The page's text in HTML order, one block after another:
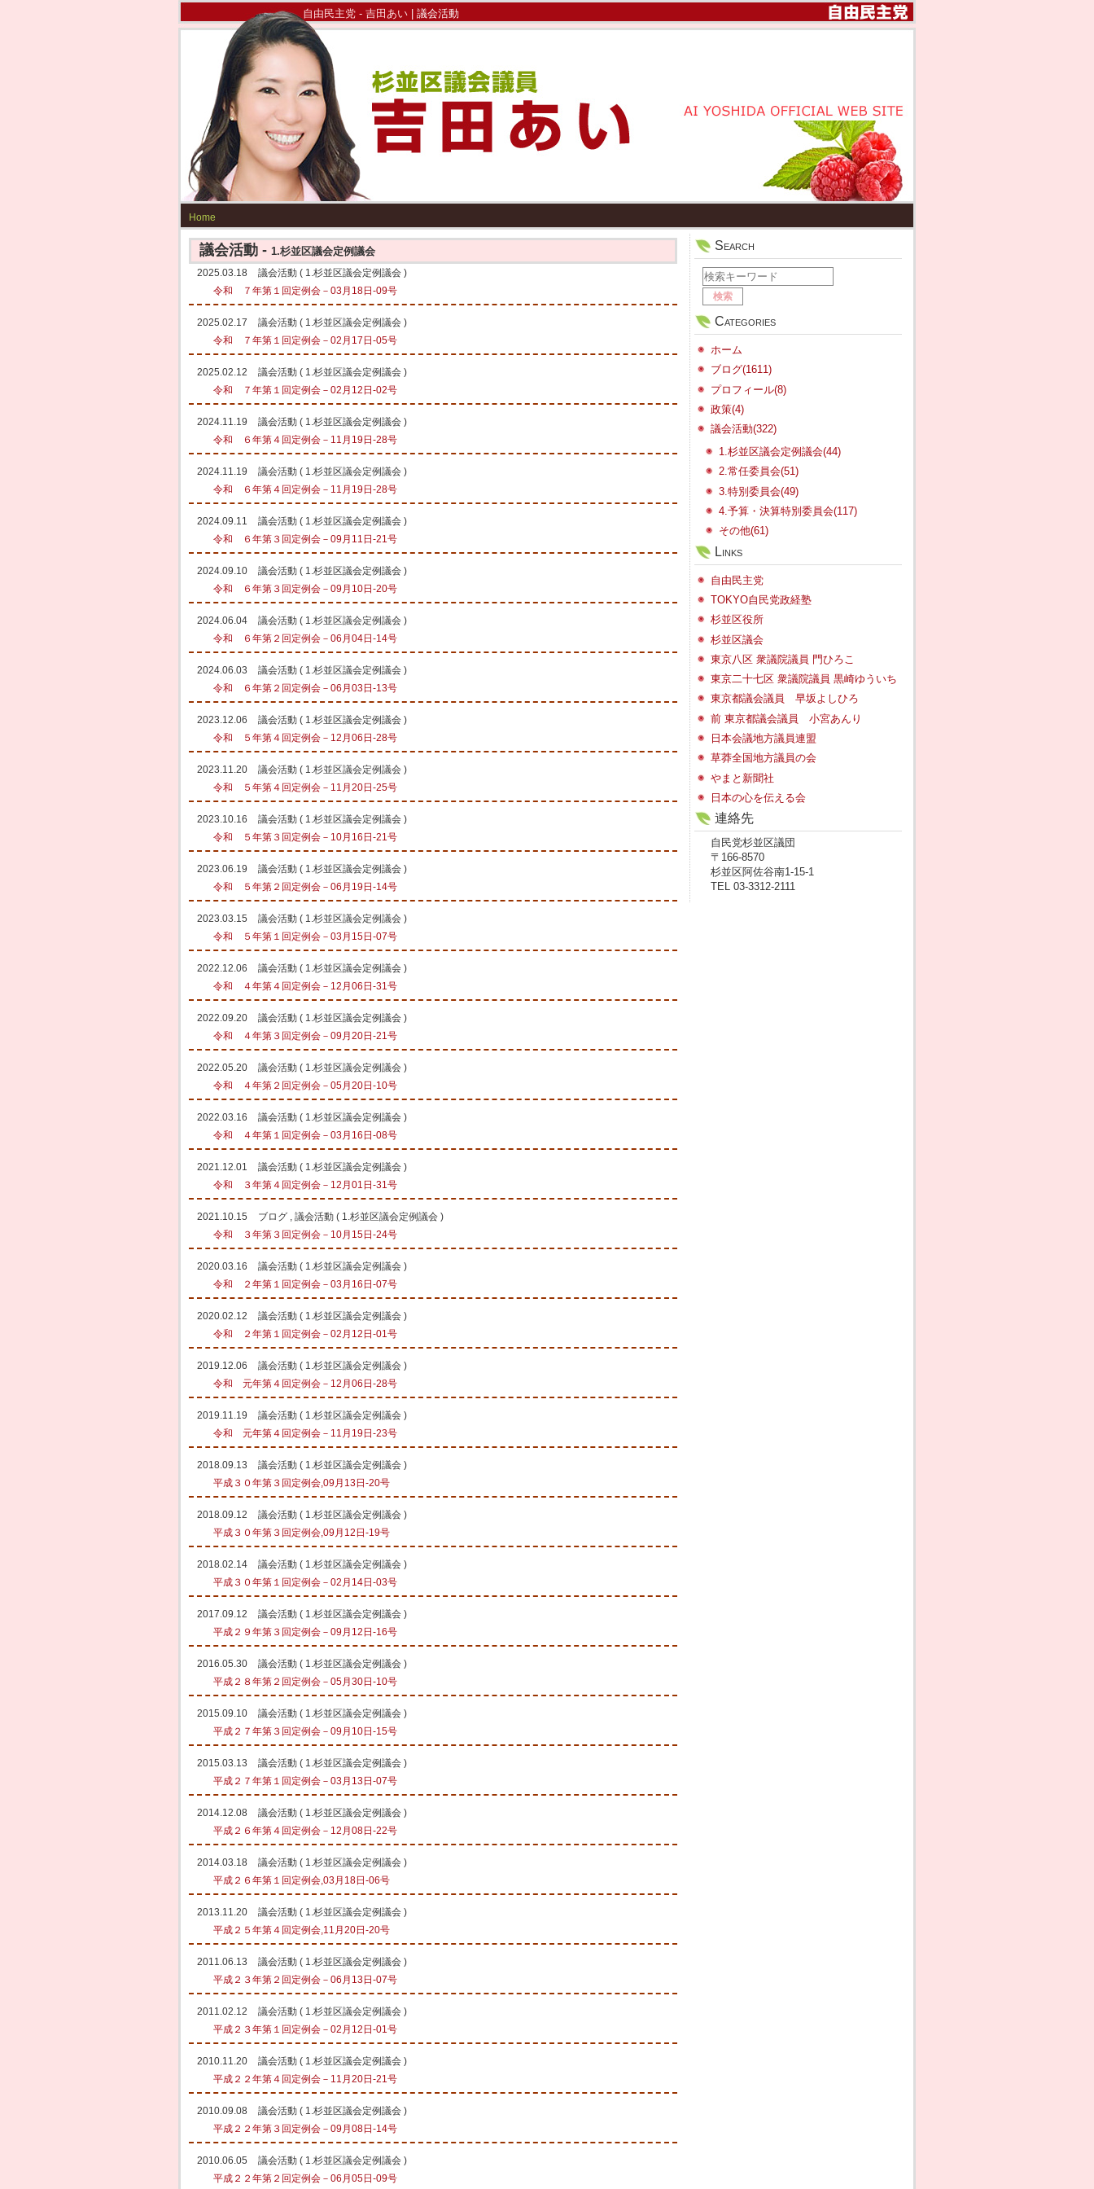
自由民主党 - 吉田あい | 議会活動
Home
議会活動 - 1.杉並区議会定例議会
2025.03.18 議会活動 ( 1.杉並区議会定例議会 )
令和 ７年第１回定例会－03月18日-09号
2025.02.17 議会活動 ( 1.杉並区議会定例議会 )
令和 ７年第１回定例会－02月17日-05号
2025.02.12 議会活動 ( 1.杉並区議会定例議会 )
令和 ７年第１回定例会－02月12日-02号
2024.11.19 議会活動 ( 1.杉並区議会定例議会 )
令和 ６年第４回定例会－11月19日-28号
2024.11.19 議会活動 ( 1.杉並区議会定例議会 )
令和 ６年第４回定例会－11月19日-28号
2024.09.11 議会活動 ( 1.杉並区議会定例議会 )
令和 ６年第３回定例会－09月11日-21号
2024.09.10 議会活動 ( 1.杉並区議会定例議会 )
令和 ６年第３回定例会－09月10日-20号
2024.06.04 議会活動 ( 1.杉並区議会定例議会 )
令和 ６年第２回定例会－06月04日-14号
2024.06.03 議会活動 ( 1.杉並区議会定例議会 )
令和 ６年第２回定例会－06月03日-13号
2023.12.06 議会活動 ( 1.杉並区議会定例議会 )
令和 ５年第４回定例会－12月06日-28号
2023.11.20 議会活動 ( 1.杉並区議会定例議会 )
令和 ５年第４回定例会－11月20日-25号
2023.10.16 議会活動 ( 1.杉並区議会定例議会 )
令和 ５年第３回定例会－10月16日-21号
2023.06.19 議会活動 ( 1.杉並区議会定例議会 )
令和 ５年第２回定例会－06月19日-14号
2023.03.15 議会活動 ( 1.杉並区議会定例議会 )
令和 ５年第１回定例会－03月15日-07号
2022.12.06 議会活動 ( 1.杉並区議会定例議会 )
令和 ４年第４回定例会－12月06日-31号
2022.09.20 議会活動 ( 1.杉並区議会定例議会 )
令和 ４年第３回定例会－09月20日-21号
2022.05.20 議会活動 ( 1.杉並区議会定例議会 )
令和 ４年第２回定例会－05月20日-10号
2022.03.16 議会活動 ( 1.杉並区議会定例議会 )
令和 ４年第１回定例会－03月16日-08号
2021.12.01 議会活動 ( 1.杉並区議会定例議会 )
令和 ３年第４回定例会－12月01日-31号
2021.10.15 ブログ , 議会活動 ( 1.杉並区議会定例議会 )
令和 ３年第３回定例会－10月15日-24号
2020.03.16 議会活動 ( 1.杉並区議会定例議会 )
令和 ２年第１回定例会－03月16日-07号
2020.02.12 議会活動 ( 1.杉並区議会定例議会 )
令和 ２年第１回定例会－02月12日-01号
2019.12.06 議会活動 ( 1.杉並区議会定例議会 )
令和 元年第４回定例会－12月06日-28号
2019.11.19 議会活動 ( 1.杉並区議会定例議会 )
令和 元年第４回定例会－11月19日-23号
2018.09.13 議会活動 ( 1.杉並区議会定例議会 )
平成３０年第３回定例会,09月13日-20号
2018.09.12 議会活動 ( 1.杉並区議会定例議会 )
平成３０年第３回定例会,09月12日-19号
2018.02.14 議会活動 ( 1.杉並区議会定例議会 )
平成３０年第１回定例会－02月14日-03号
2017.09.12 議会活動 ( 1.杉並区議会定例議会 )
平成２９年第３回定例会－09月12日-16号
2016.05.30 議会活動 ( 1.杉並区議会定例議会 )
平成２８年第２回定例会－05月30日-10号
2015.09.10 議会活動 ( 1.杉並区議会定例議会 )
平成２７年第３回定例会－09月10日-15号
2015.03.13 議会活動 ( 1.杉並区議会定例議会 )
平成２７年第１回定例会－03月13日-07号
2014.12.08 議会活動 ( 1.杉並区議会定例議会 )
平成２６年第４回定例会－12月08日-22号
2014.03.18 議会活動 ( 1.杉並区議会定例議会 )
平成２６年第１回定例会,03月18日-06号
2013.11.20 議会活動 ( 1.杉並区議会定例議会 )
平成２５年第４回定例会,11月20日-20号
2011.06.13 議会活動 ( 1.杉並区議会定例議会 )
平成２３年第２回定例会－06月13日-07号
2011.02.12 議会活動 ( 1.杉並区議会定例議会 )
平成２３年第１回定例会－02月12日-01号
2010.11.20 議会活動 ( 1.杉並区議会定例議会 )
平成２２年第４回定例会－11月20日-21号
2010.09.08 議会活動 ( 1.杉並区議会定例議会 )
平成２２年第３回定例会－09月08日-14号
2010.06.05 議会活動 ( 1.杉並区議会定例議会 )
平成２２年第２回定例会－06月05日-09号
Search
Categories
ホーム
ブログ(1611)
プロフィール(8)
政策(4)
議会活動(322)
1.杉並区議会定例議会(44)
2.常任委員会(51)
3.特別委員会(49)
4.予算・決算特別委員会(117)
その他(61)
Links
自由民主党
TOKYO自民党政経塾
杉並区役所
杉並区議会
東京八区 衆議院議員 門ひろこ
東京二十七区 衆議院議員 黒崎ゆういち
東京都議会議員 早坂よしひろ
前 東京都議会議員 小宮あんり
日本会議地方議員連盟
草莽全国地方議員の会
やまと新聞社
日本の心を伝える会
連絡先
自民党杉並区議団
〒166-8570
杉並区阿佐谷南1-15-1
TEL 03-3312-2111